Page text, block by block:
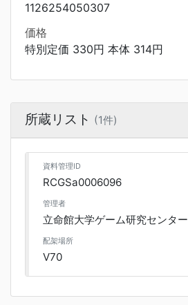
1126254050307
価格
特別定価 330円 本体 314円
所蔵リスト (1件)
資料管理ID
RCGSa0006096
管理者
立命館大学ゲーム研究センター
配架場所
V70